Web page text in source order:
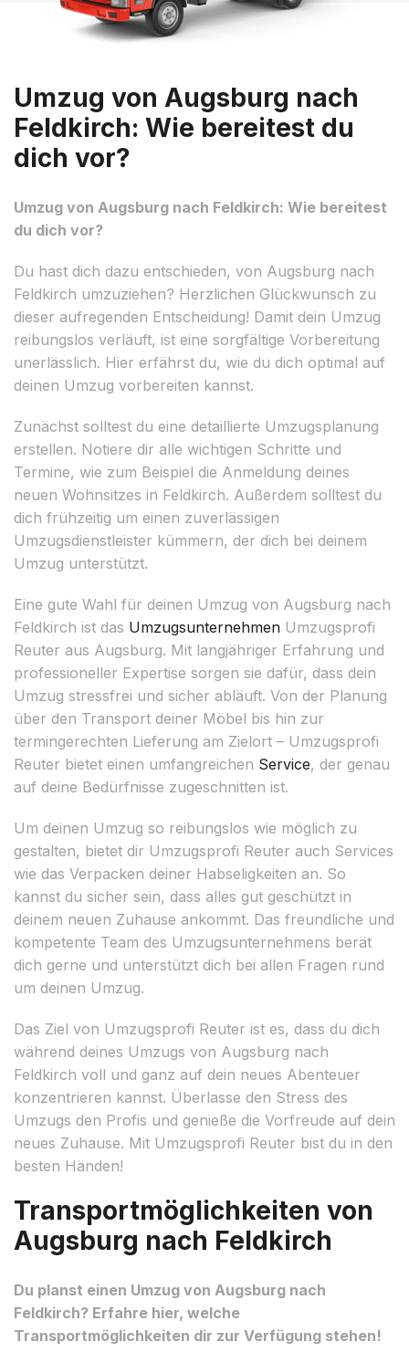
Umzug von Augsburg nach
Feldkirch: Wie bereitest du
dich vor?
Umzug von Augsburg nach Feldkirch: Wie bereitest
du dich vor?
Du hast dich dazu entschieden, von Augsburg nach
Feldkirch umzuziehen? Herzlichen Glückwunsch zu
dieser aufregenden Entscheidung! Damit dein Umzug
reibungslos verläuft, ist eine sorgfältige Vorbereitung
unerlässlich. Hier erfährst du, wie du dich optimal auf
deinen Umzug vorbereiten kannst.
Zunächst solltest du eine detaillierte Umzugsplanung
erstellen. Notiere dir alle wichtigen Schritte und
Termine, wie zum Beispiel die Anmeldung deines
neuen Wohnsitzes in Feldkirch. Außerdem solltest du
dich frühzeitig um einen zuverlässigen
Umzugsdienstleister kümmern, der dich bei deinem
Umzug unterstützt.
Eine gute Wahl für deinen Umzug von Augsburg nach
Feldkirch ist das Umzugsunternehmen Umzugsprofi
Reuter aus Augsburg. Mit langjähriger Erfahrung und
professioneller Expertise sorgen sie dafür, dass dein
Umzug stressfrei und sicher abläuft. Von der Planung
über den Transport deiner Möbel bis hin zur
termingerechten Lieferung am Zielort – Umzugsprofi
Reuter bietet einen umfangreichen Service, der genau
auf deine Bedürfnisse zugeschnitten ist.
Um deinen Umzug so reibungslos wie möglich zu
gestalten, bietet dir Umzugsprofi Reuter auch Services
wie das Verpacken deiner Habseligkeiten an. So
kannst du sicher sein, dass alles gut geschützt in
deinem neuen Zuhause ankommt. Das freundliche und
kompetente Team des Umzugsunternehmens berät
dich gerne und unterstützt dich bei allen Fragen rund
um deinen Umzug.
Das Ziel von Umzugsprofi Reuter ist es, dass du dich
während deines Umzugs von Augsburg nach
Feldkirch voll und ganz auf dein neues Abenteuer
konzentrieren kannst. Überlasse den Stress des
Umzugs den Profis und genieße die Vorfreude auf dein
neues Zuhause. Mit Umzugsprofi Reuter bist du in den
besten Händen!
Transportmöglichkeiten von
Augsburg nach Feldkirch
Du planst einen Umzug von Augsburg nach
Feldkirch? Erfahre hier, welche
Transportmöglichkeiten dir zur Verfügung stehen!